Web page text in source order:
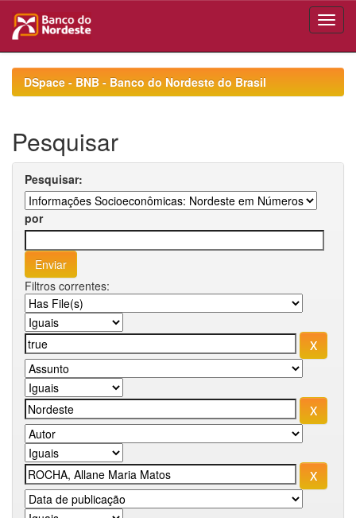
navigationDSpace - BNB - Banco do Nordeste do Brasil
Pesquisar
Pesquisar:
por
Filtros correntes: